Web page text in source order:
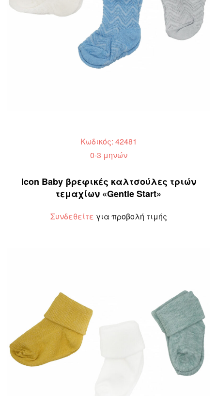
Κωδικός: 42481
0-3 μηνών
Icon Baby βρεφικές καλτσούλες τριών
τεμαχίων «Gentle Start»
Συνδεθείτε για προβολή τιμής